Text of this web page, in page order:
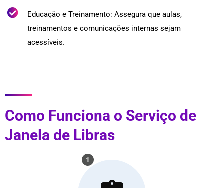
Educação e Treinamento: Assegura que aulas,
treinamentos e comunicações internas sejam
acessíveis.
Como Funciona o Serviço de
Janela de Libras
1